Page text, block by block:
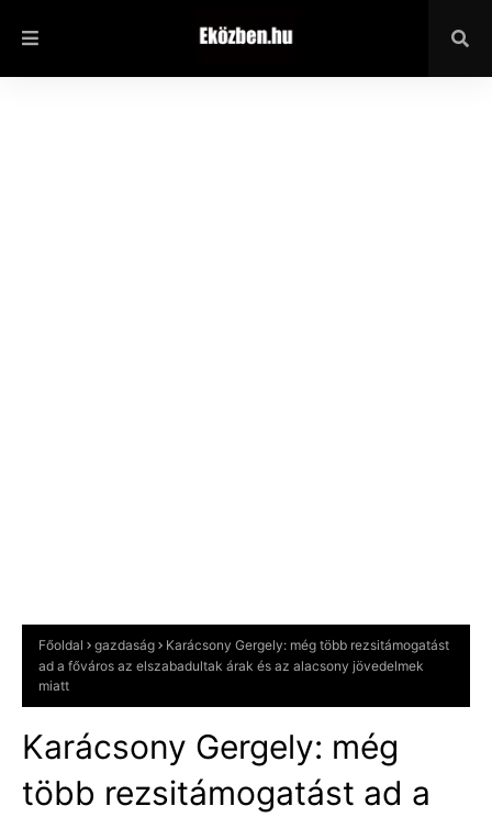
Főoldal gazdaság
Karácsony Gergely: még több rezsitámogatást
ad a főváros az elszabadultak árak és az alacsony jövedelmek
miatt
Karácsony Gergely: még
több rezsitámogatást ad a